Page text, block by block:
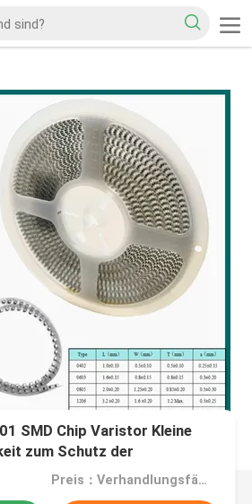
SMD Chip Varistor Kleine
zum Schutz der
Preis：Verhandlungsfähig